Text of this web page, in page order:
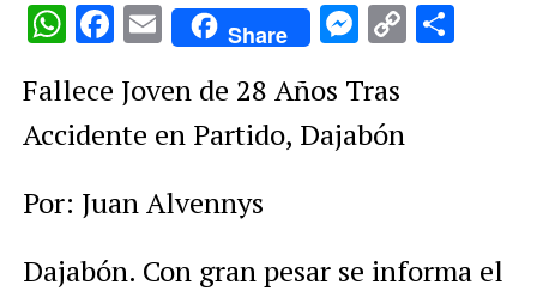
WhatsApp
Facebook
EmailShare
Copy
Fallece Joven de 28 Años Tras
Accidente en Partido, Dajabón
Por: Juan Alvennys
Dajabón. Con gran pesar se informa el